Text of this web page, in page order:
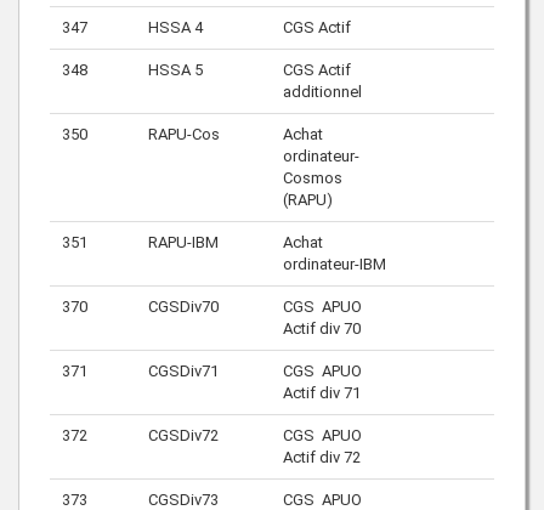
347 HSSA 4 CGS Actif
348 HSSA 5
CGS Actif
additionnel
350 RAPU-Cos
Achat
ordinateur-
Cosmos
(RAPU)
351 RAPU-IBM
Achat
ordinateur-IBM
370 CGSDiv70
CGS APUO
Actif div 70
371 CGSDiv71
CGS APUO
Actif div 71
372 CGSDiv72
CGS APUO
Actif div 72
373 CGSDiv73
CGS APUO